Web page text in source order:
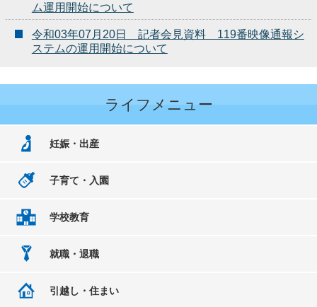
ム運用開始について
令和03年07月20日 記者会見資料 119番映像通報シ
ステムの運用開始について
ライフメニュー
妊娠・出産
子育て・入園
学校教育
就職・退職
引越し・住まい